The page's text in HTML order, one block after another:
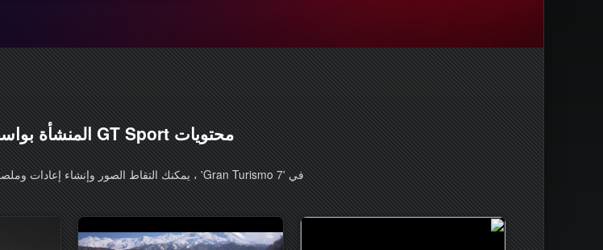
محتويات GT Sport المنشأة بواسطة المستخدم
في 'Gran Turismo 7' ، يمكنك التقاط الصور وإنشاء إعادات وملصقات والمزيد لمشاركتها عبر الإنترنت.